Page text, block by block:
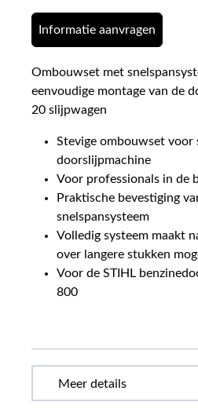
Informatie aanvragen
Ombouwset met
eenvoudige montage van de
20 slijpwagen
Stevige ombouwset voor
doorslijpmachine
Voor professionals in de
Praktische bevestiging
snelspansysteem
Volledig systeem maakt
over langere stukken
Voor de STIHL
800